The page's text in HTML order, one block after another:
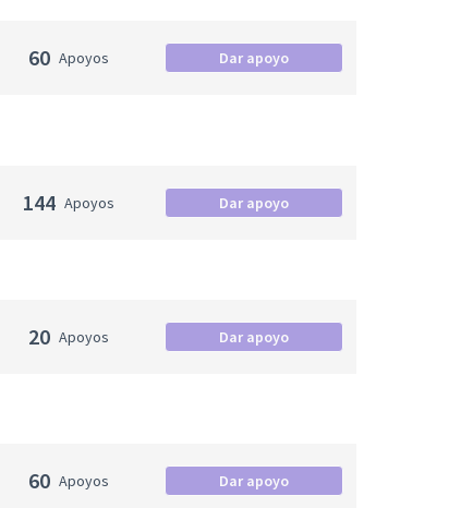
60 Apoyos Dar apoyo
144 Apoyos Dar apoyo
20 Apoyos Dar apoyo
60 Apoyos Dar apoyo